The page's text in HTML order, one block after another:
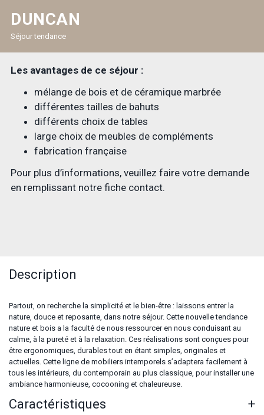
DUNCAN
Séjour tendance
Les avantages de ce séjour :
mélange de bois et de céramique marbrée
différentes tailles de bahuts
différents choix de tables
large choix de meubles de compléments
fabrication française
Pour plus d’informations, veuillez faire votre demande
en remplissant notre fiche contact.
Description
Partout, on recherche la simplicité et le bien-être : laissons entrer la
nature, douce et reposante, dans notre séjour. Cette nouvelle tendance
nature et bois a la faculté de nous ressourcer en nous conduisant au
calme, à la pureté et à la relaxation. Ces réalisations sont conçues pour
être ergonomiques, durables tout en étant simples, originales et
actuelles. Cette ligne de mobiliers intemporels s’adaptera facilement à
tous les intérieurs, du contemporain au plus classique, pour installer une
ambiance harmonieuse, cocooning et chaleureuse.
Caractéristiques +